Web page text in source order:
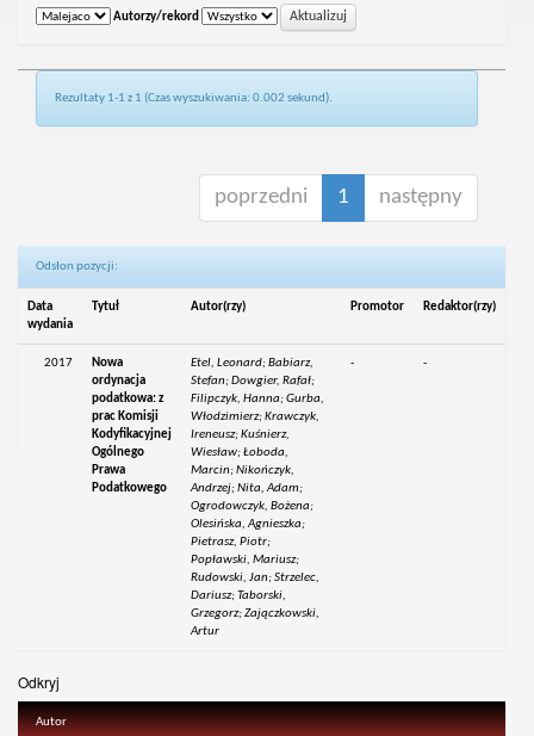
Autorzy/rekord
Rezultaty 1-1 z 1 (Czas wyszukiwania: 0.002 sekund).
poprzedni 1 następny
Odsłon pozycji:
Data
wydania
Tytuł Autor(rzy) Promotor Redaktor(rzy)
2017
Nowa
ordynacja
podatkowa: z
prac Komisji
Kodyfikacyjnej
Ogólnego
Prawa
Podatkowego
Etel, Leonard; Babiarz,
Stefan; Dowgier, Rafał;
Filipczyk, Hanna; Gurba,
Włodzimierz; Krawczyk,
Ireneusz; Kuśnierz,
Wiesław; Łoboda,
Marcin; Nikończyk,
Andrzej; Nita, Adam;
Ogrodowczyk, Bożena;
Olesińska, Agnieszka;
Pietrasz, Piotr;
Popławski, Mariusz;
Rudowski, Jan; Strzelec,
Dariusz; Taborski,
Grzegorz; Zajączkowski,
Artur
- -
Odkryj
Autor